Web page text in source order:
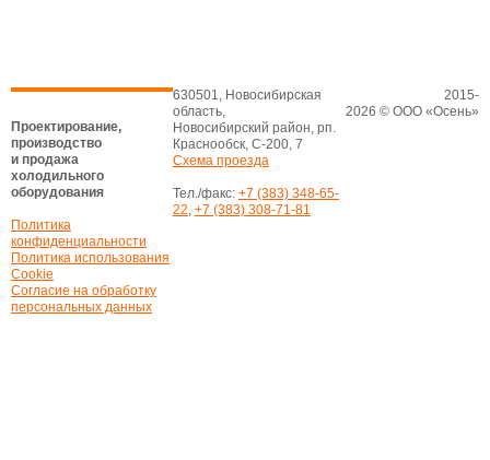
Проектирование,
производство
и продажа
холодильного
оборудования
Политика
конфиденциальности
Политика использования
Cookie
Согласие на обработку
персональных данных
630501, Новосибирская
область,
Новосибирский район, рп.
Краснообск, С-200, 7
Схема проезда
Тел./факс: +7 (383) 348-65-
22, +7 (383) 308-71-81
2015-
2026 © ООО «Осень»